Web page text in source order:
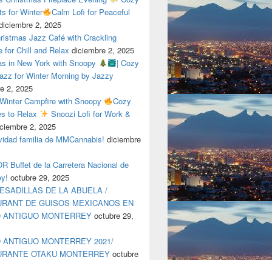
for Winter
Calm Lofi for Peaceful
2, 2025
Jazz Café with Crackling
for Chill and Relax diciembre 2, 2025
in New York with Snoopy
| Cozy
for Winter Morning by Jazzy
2, 2025
Campfire with Snoopy
Cozy
to Relax
Snoozi Lofi for Work &
2, 2025
familia de MMCannabis! diciembre
Buffet de la Carretera Nacional de
octubre 29, 2025
DE LA ABUELA /
DE GUISOS MEXICANOS EN
ANTIGUO MONTERREY octubre 29,
ANTIGUO MONTERREY 2021/
OTAKU MONTERREY octubre